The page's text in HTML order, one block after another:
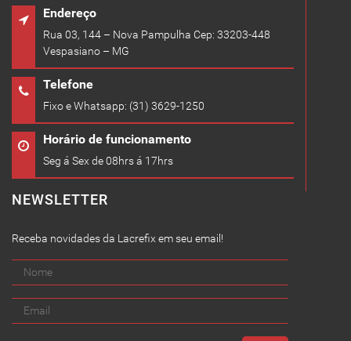
Endereço
Rua 03, 144 – Nova Pampulha Cep: 33203-448
Vespasiano – MG
Telefone
Fixo e Whatsapp: (31) 3629-1250
Horário de funcionamento
Seg á Sex de 08hrs á 17hrs
NEWSLETTER
Receba novidades da Lacrefix em seu email!